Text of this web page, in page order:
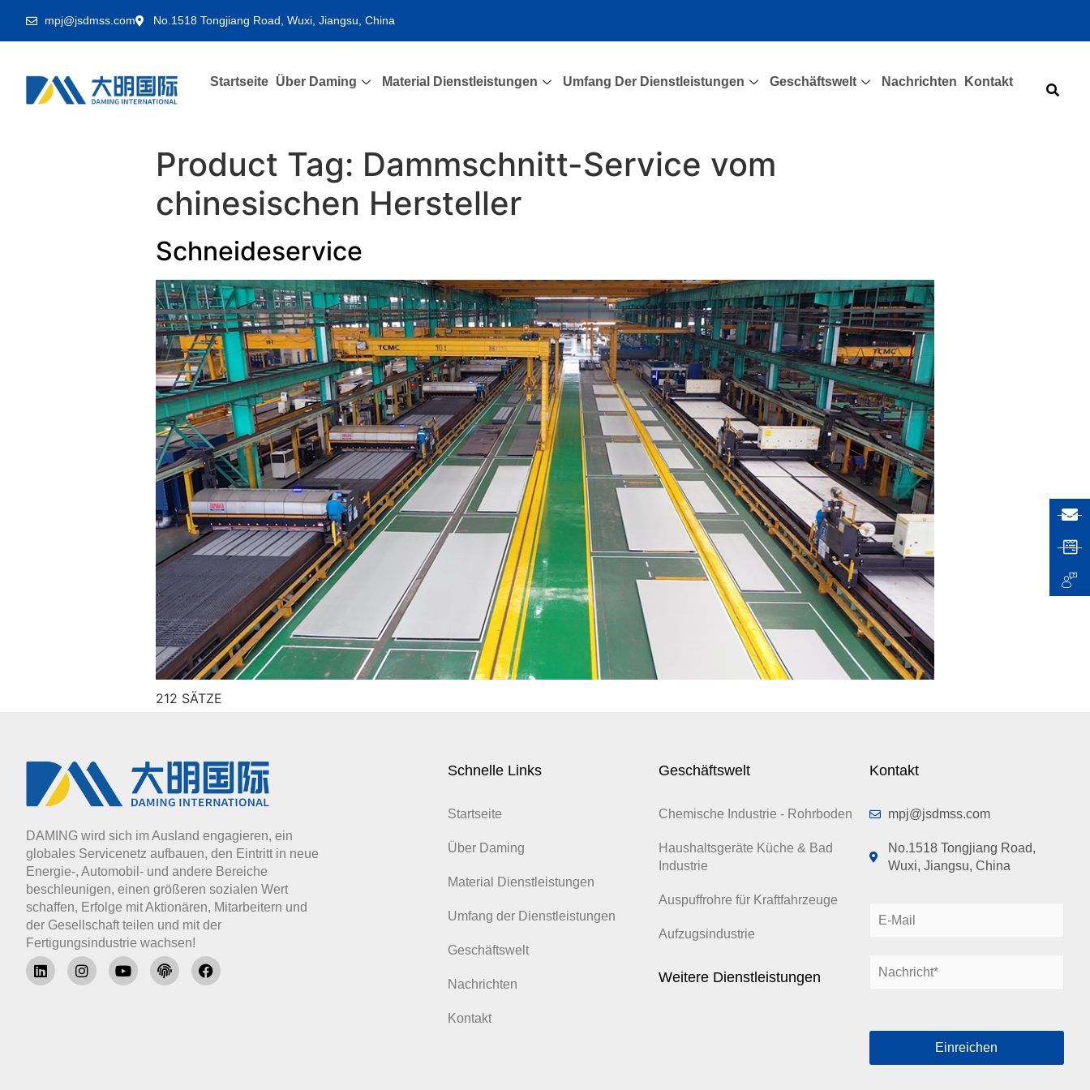
mpj@jsdmss.com No.1518 Tongjiang Road, Wuxi, Jiangsu, China
Startseite Über Daming Material Dienstleistungen Umfang Der Dienstleistungen Geschäftswelt Nachrichten Kontakt
Product Tag: Dammschnitt-Service vom
chinesischen Hersteller
Schneideservice
212 SÄTZE
DAMING wird sich im Ausland engagieren, ein
globales Servicenetz aufbauen, den Eintritt in neue
Energie-, Automobil- und andere Bereiche
beschleunigen, einen größeren sozialen Wert
schaffen, Erfolge mit Aktionären, Mitarbeitern und
der Gesellschaft teilen und mit der
Fertigungsindustrie wachsen!
Schnelle Links
Startseite
Über Daming
Material Dienstleistungen
Umfang der Dienstleistungen
Geschäftswelt
Nachrichten
Kontakt
Geschäftswelt
Chemische Industrie - Rohrboden
Haushaltsgeräte Küche & Bad
Industrie
Auspuffrohre für Kraftfahrzeuge
Aufzugsindustrie
Weitere Dienstleistungen
Kontakt
mpj@jsdmss.com
No.1518 Tongjiang Road,
Wuxi, Jiangsu, China
r
c
Einreichen